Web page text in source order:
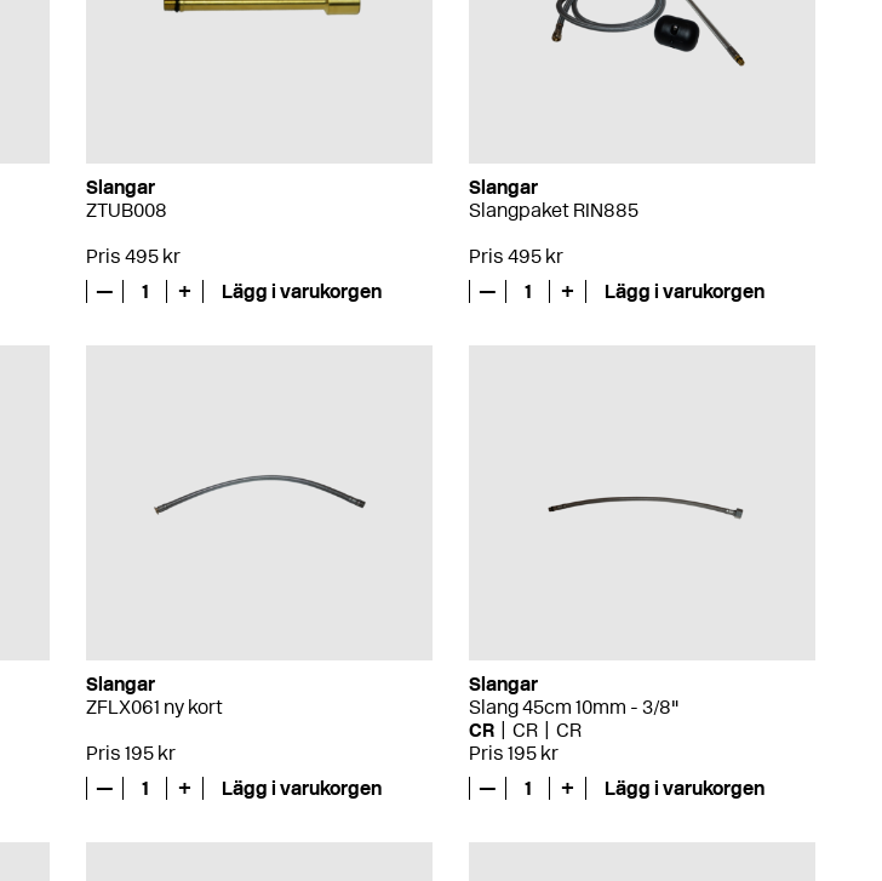
Slangar
ZTUB008
Pris 495 kr
—
1 + Lägg i varukorgen
Slangar
Slangpaket RIN885
Pris 495 kr
—
1 + Lägg i varukorgen
Slangar
ZFLX061 ny kort
Pris 195 kr
—
1 + Lägg i varukorgen
Slangar
Slang 45cm 10mm - 3/8"
CR
CR
CR
Pris 195 kr
—
1 + Lägg i varukorgen